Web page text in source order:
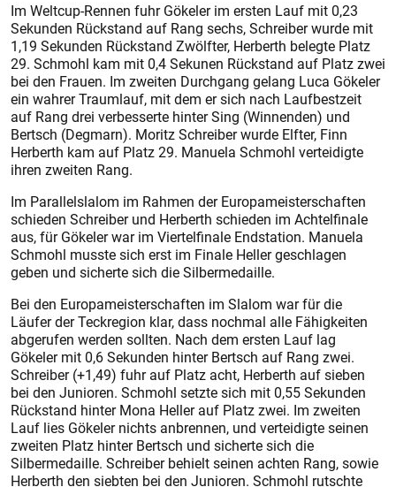
Im Weltcup-Rennen fuhr Gökeler im ersten Lauf mit 0,23
Sekunden Rückstand auf Rang sechs, Schreiber wurde mit
1,19 Sekunden Rückstand Zwölfter, Herberth belegte Platz
29. Schmohl kam mit 0,4 Sekunen Rückstand auf Platz zwei
bei den Frauen. Im zweiten Durchgang gelang Luca Gökeler
ein wahrer Traumlauf, mit dem er sich nach Laufbestzeit
auf Rang drei verbesserte hinter Sing (Winnenden) und
Bertsch (Degmarn). Moritz Schreiber wurde Elfter, Finn
Herberth kam auf Platz 29. Manuela Schmohl verteidigte
ihren zweiten Rang.
Im Parallelslalom im Rahmen der Europameisterschaften
schieden Schreiber und Herberth schieden im Achtelfinale
aus, für Gökeler war im Viertelfinale Endstation. Manuela
Schmohl musste sich erst im Finale Heller geschlagen
geben und sicherte sich die Silbermedaille.
Bei den Europameisterschaften im Slalom war für die
Läufer der Teckregion klar, dass nochmal alle Fähigkeiten
abgerufen werden sollten. Nach dem ersten Lauf lag
Gökeler mit 0,6 Sekunden hinter Bertsch auf Rang zwei.
Schreiber (+1,49) fuhr auf Platz acht, Herberth auf sieben
bei den Junioren. Schmohl setzte sich mit 0,55 Sekunden
Rückstand hinter Mona Heller auf Platz zwei. Im zweiten
Lauf lies Gökeler nichts anbrennen, und verteidigte seinen
zweiten Platz hinter Bertsch und sicherte sich die
Silbermedaille. Schreiber behielt seinen achten Rang, sowie
Herberth den siebten bei den Junioren. Schmohl rutschte